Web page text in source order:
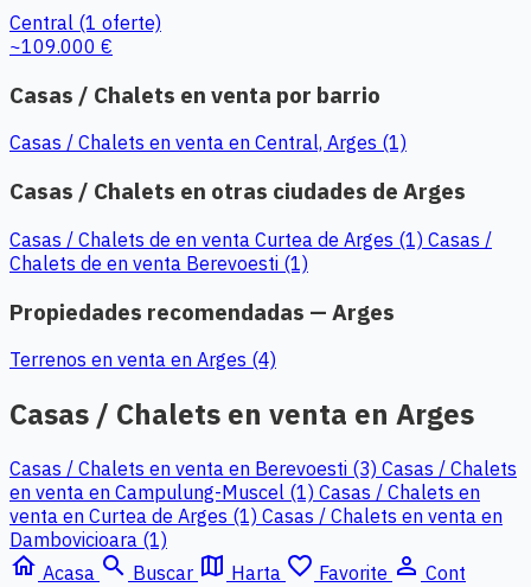
Central (1 oferte)
~109.000 €
Casas / Chalets en venta por barrio
Casas / Chalets en venta en Central, Arges (1)
Casas / Chalets en otras ciudades de Arges
Casas / Chalets de en venta Curtea de Arges (1) Casas /
Chalets de en venta Berevoesti (1)
Propiedades recomendadas — Arges
Terrenos en venta en Arges (4)
Casas / Chalets en venta en Arges
Casas / Chalets en venta en Berevoesti (3) Casas / Chalets
en venta en Campulung-Muscel (1) Casas / Chalets en
venta en Curtea de Arges (1) Casas / Chalets en venta en
Dambovicioara (1)
home Acasa search Buscar map Harta favorite_border Favorite person_outline Cont